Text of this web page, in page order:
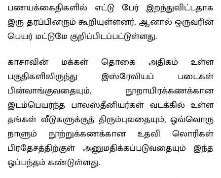
பணயக்கைதிகளில் எட்டு பேர் இறந்துவிட்டதாக
இரு தரப்பினரும் கூறியுள்ளனர், ஆனால் ஒருவரின்
பெயர் மட்டுமே குறிப்பிடப்பட்டுள்ளது.
காசாவின் மக்கள் தொகை அதிகம் உள்ள
பகுதிகளிலிருந்து இஸ்ரேலியப் படைகள்
பின்வாங்குவதையும், நூறாயிரக்கணக்கான
இடம்பெயர்ந்த பாலஸ்தீனியர்கள் வடக்கில் உள்ள
தங்கள் வீடுகளுக்குத் திரும்புவதையும், ஒவ்வொரு
நாளும் நூற்றுக்கணக்கான உதவி லொரிகள்
பிரதேசத்திற்குள் அனுமதிக்கப்படுவதையும் இந்த
ஒப்பந்தம் கண்டுள்ளது.